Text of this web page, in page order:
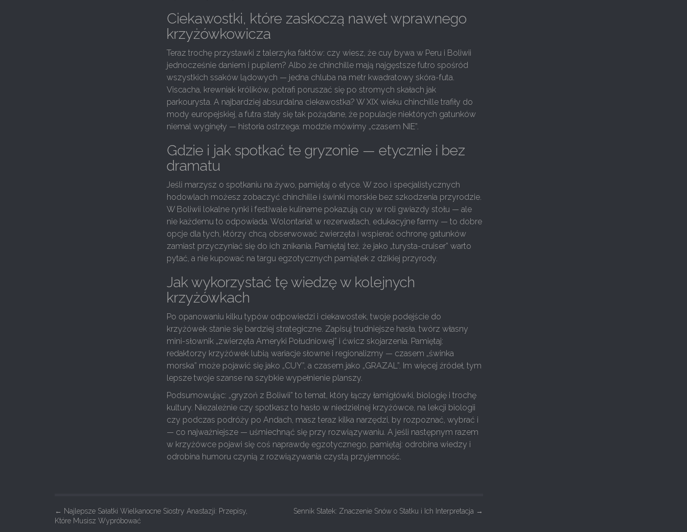
Ciekawostki, które zaskoczą nawet wprawnego
krzyżówkowicza
Teraz trochę przystawki z talerzyka faktów: czy wiesz, że cuy bywa w Peru i Boliwii
jednocześnie daniem i pupilem? Albo że chinchille mają najgęstsze futro spośród
wszystkich ssaków lądowych — jedna chluba na metr kwadratowy skóra-futa.
Viscacha, krewniak królików, potrafi poruszać się po stromych skałach jak
parkourysta. A najbardziej absurdalna ciekawostka? W XIX wieku chinchille trafiły do
mody europejskiej, a futra stały się tak pożądane, że populacje niektórych gatunków
niemal wyginęły — historia ostrzega: modzie mówimy „czasem NIE”.
Gdzie i jak spotkać te gryzonie — etycznie i bez
dramatu
Jeśli marzysz o spotkaniu na żywo, pamiętaj o etyce. W zoo i specjalistycznych
hodowlach możesz zobaczyć chinchille i świnki morskie bez szkodzenia przyrodzie.
W Boliwii lokalne rynki i festiwale kulinarne pokazują cuy w roli gwiazdy stołu — ale
nie każdemu to odpowiada. Wolontariat w rezerwatach, edukacyjne farmy — to dobre
opcje dla tych, którzy chcą obserwować zwierzęta i wspierać ochronę gatunków
zamiast przyczyniać się do ich znikania. Pamiętaj też, że jako „turysta-cruiser” warto
pytać, a nie kupować na targu egzotycznych pamiątek z dzikiej przyrody.
Jak wykorzystać tę wiedzę w kolejnych
krzyżówkach
Po opanowaniu kilku typów odpowiedzi i ciekawostek, twoje podejście do
krzyżówek stanie się bardziej strategiczne. Zapisuj trudniejsze hasła, twórz własny
mini-słownik „zwierzęta Ameryki Południowej” i ćwicz skojarzenia. Pamiętaj:
redaktorzy krzyżówek lubią wariacje słowne i regionalizmy — czasem „świnka
morska” może pojawić się jako „CUY”, a czasem jako „GRAZAL”. Im więcej źródeł, tym
lepsze twoje szanse na szybkie wypełnienie planszy.
Podsumowując: „gryzoń z Boliwii” to temat, który łączy łamigłówki, biologię i trochę
kultury. Niezależnie czy spotkasz to hasło w niedzielnej krzyżówce, na lekcji biologii
czy podczas podróży po Andach, masz teraz kilka narzędzi, by rozpoznać, wybrać i
— co najważniejsze — uśmiechnąć się przy rozwiązywaniu. A jeśli następnym razem
w krzyżówce pojawi się coś naprawdę egzotycznego, pamiętaj: odrobina wiedzy i
odrobina humoru czynią z rozwiązywania czystą przyjemność.
P
o
← Najlepsze Sałatki Wielkanocne Siostry Anastazji: Przepisy,
Które Musisz Wypróbować
Sennik Statek: Znaczenie Snów o Statku i Ich Interpretacja →